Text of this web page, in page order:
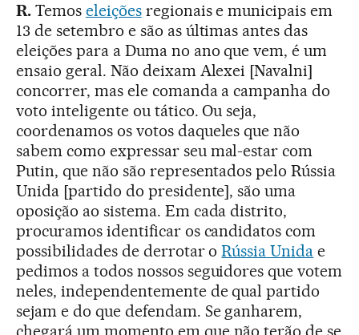
R.Temos eleiçõesregionais e municipais em
13 de setembro e são as últimas antes das
eleições para a Duma no ano que vem, é um
ensaio geral. Não deixam Alexei [Navalni]
concorrer, mas ele comanda a campanha do
voto inteligente ou tático. Ou seja,
coordenamos os votos daqueles que não
sabem como expressar seu mal-estar com
Putin, que não são representados pelo Rússia
Unida [partido do presidente], são uma
oposição ao sistema. Em cada distrito,
procuramos identificar os candidatos com
possibilidades de derrotar oRússia Unida e
pedimos a todos nossos seguidores que votem
neles, independentemente de qual partido
sejam e do que defendam. Se ganharem,
chegará um momento em que não terão de se